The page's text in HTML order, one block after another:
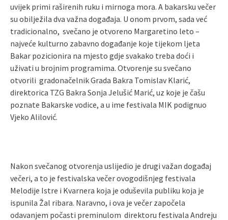
uvijek primi raširenih ruku i mirnoga mora. A bakarsku večer
su obilježila dva važna događaja. U onom prvom, sada već
tradicionalno, svečano je otvoreno Margaretino leto –
najveće kulturno zabavno događanje koje tijekom ljeta
Bakar pozicionira na mjesto gdje svakako treba doći i
uživati u brojnim programima. Otvorenje su svečano
otvorili gradonačelnik Grada Bakra Tomislav Klarić,
direktorica TZG Bakra Sonja Jelušić Marić, uz koje je čašu
poznate Bakarske vodice, a u ime festivala MIK podignuo
Vjeko Alilović.
Nakon svečanog otvorenja uslijedio je drugi važan događaj
večeri, a to je festivalska večer ovogodišnjeg festivala
Melodije Istre i Kvarnera koja je oduševila publiku koja je
ispunila Žal ribara. Naravno, i ova je večer započela
odavanjem počasti preminulom direktoru festivala Andreju